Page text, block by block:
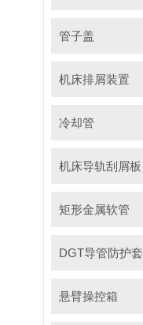
管子盖
机床排屑装置
冷却管
机床导轨刮屑板
矩形金属软管
DGT导管防护套
悬臂操控箱